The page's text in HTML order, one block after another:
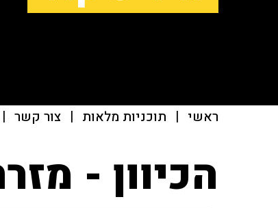
ראשי | תוכניות מלאות | צור קשר |
הכיוון -